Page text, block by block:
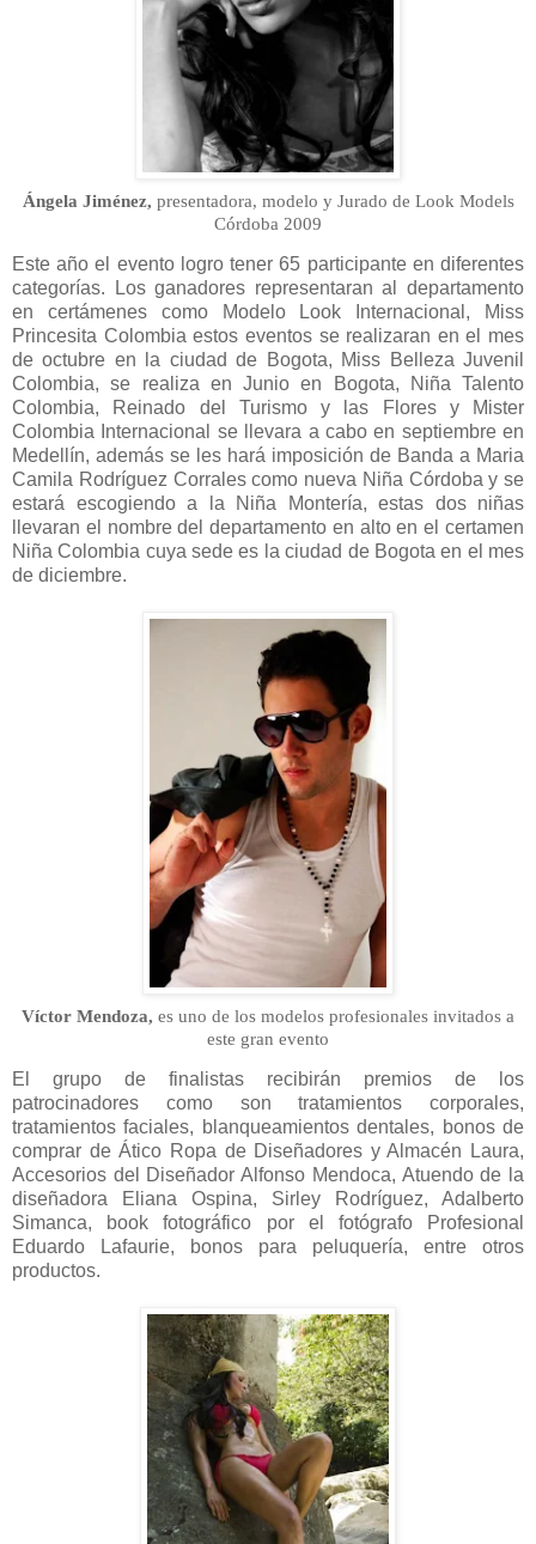
Ángela Jiménez, presentadora, modelo y Jurado de Look Models
Córdoba 2009
Este año el evento logro tener 65 participante en diferentes
categorías. Los ganadores representaran al departamento
en certámenes como Modelo Look Internacional, Miss
Princesita Colombia estos eventos se realizaran en el mes
de octubre en la ciudad de Bogota, Miss Belleza Juvenil
Colombia, se realiza en Junio en Bogota, Niña Talento
Colombia, Reinado del Turismo y las Flores y Mister
Colombia Internacional se llevara a cabo en septiembre en
Medellín, además se les hará imposición de Banda a Maria
Camila Rodríguez Corrales como nueva Niña Córdoba y se
estará escogiendo a la Niña Montería, estas dos niñas
llevaran el nombre del departamento en alto en el certamen
Niña Colombia cuya sede es la ciudad de Bogota en el mes
de diciembre.
Víctor Mendoza, es uno de los modelos profesionales invitados a
este gran evento
El grupo de finalistas recibirán premios de los
patrocinadores como son tratamientos corporales,
tratamientos faciales, blanqueamientos dentales, bonos de
comprar de Ático Ropa de Diseñadores y Almacén Laura,
Accesorios del Diseñador Alfonso Mendoca, Atuendo de la
diseñadora Eliana Ospina, Sirley Rodríguez, Adalberto
Simanca, book fotográfico por el fotógrafo Profesional
Eduardo Lafaurie, bonos para peluquería, entre otros
productos.